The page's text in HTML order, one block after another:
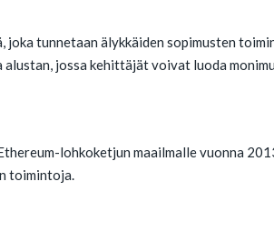
tunnetaan älykkäiden sopimusten
jossa kehittäjät voivat luoda
lohkoketjun maailmalle vuonna
toimintoja.